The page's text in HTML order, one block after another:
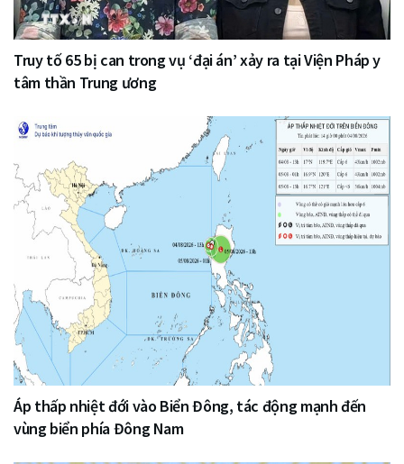
Truy tố 65 bị can trong vụ ‘đại án’ xảy ra tại Viện Pháp y
tâm thần Trung ương
Áp thấp nhiệt đới vào Biển Đông, tác động mạnh đến
vùng biển phía Đông Nam